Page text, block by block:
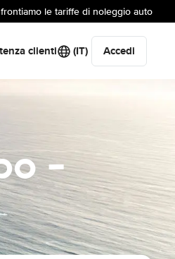
le tariffe di noleggio auto
clienti (IT) Accedi
-